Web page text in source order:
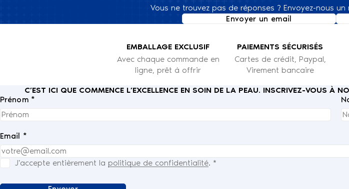
Vous ne trouvez pas de réponses ? Envoyez-nous
Envoyer un email
EMBALLAGE EXCLUSIF
Avec chaque commande en
ligne, prêt à offrir
PAIEMENTS SÉCURISÉS
Cartes de crédit, Paypal,
Virement bancaire
C’EST ICI QUE COMMENCE L’EXCELLENCE EN SOIN DE LA PEAU. INSCRIVEZ-VOUS À
Prénom *
Email *
J'accepte entièrement la politique de confidentialité. *